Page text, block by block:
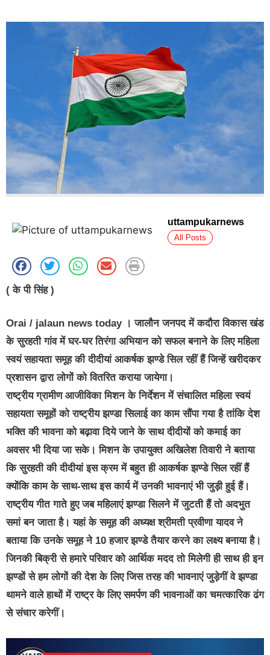
uttampukarnews
All Posts
( के पी सिंह )
Orai / jalaun news today । जालौन जनपद में कदौरा विकास खंड
के सुरहती गांव में घर-घर तिरंगा अभियान को सफल बनाने के लिए महिला
स्वयं सहायता समूह की दीदीयां आकर्षक झण्डे सिल रहीं हैं जिन्हें खरीदकर
प्रशासन द्वारा लोगों को वितरित कराया जायेगा।
राष्ट्रीय ग्रामीण आजीविका मिशन के निर्देशन में संचालित महिला स्वयं
सहायता समूहों को राष्ट्रीय झण्डा सिलाई का काम सौंपा गया है तांकि देश
भक्ति की भावना को बढ़ावा दिये जाने के साथ दीदीयों को कमाई का
अवसर भी दिया जा सके। मिशन के उपायुक्त अखिलेश तिवारी ने बताया
कि सुरहती की दीदीयां इस क्रम में बहुत ही आकर्षक झण्डे सिल रहीं हैं
क्योंकि काम के साथ-साथ इस कार्य में उनकी भावनाएं भी जुड़ी हुई हैं।
राष्ट्रीय गीत गाते हुए जब महिलाएं झण्डा सिलने में जुटती हैं तो अदभुत
समां बन जाता है। यहां के समूह की अध्यक्ष श्रीमती प्रवीणा यादव ने
बताया कि उनके समूह ने 10 हजार झण्डे तैयार करने का लक्ष्य बनाया है।
जिनकी बिक्री से हमारे परिवार को आर्थिक मदद तो मिलेगी ही साथ ही इन
झण्डों से हम लोगों की देश के लिए जिस तरह की भावनाएं जुड़ेगीं वे झण्डा
थामने वाले हाथों में राष्ट्र के लिए समर्पण की भावनाओं का चमत्कारिक ढंग
से संचार करेगीं।